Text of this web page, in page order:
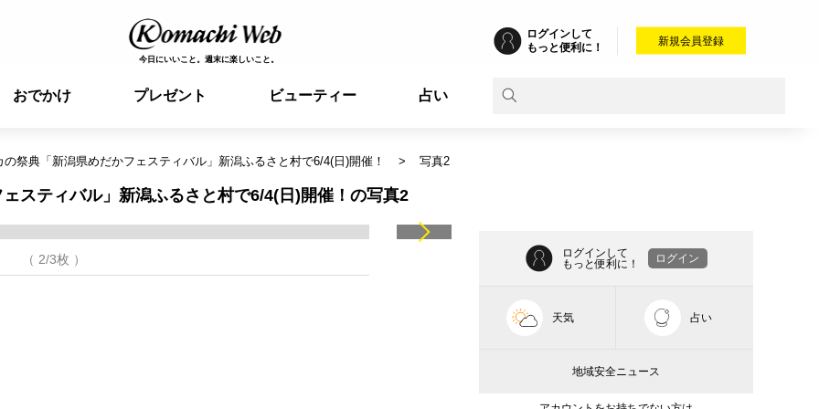
今日にいいこと。週末に楽しいこと。
ログインして
もっと便利に！
新規会員登録
おでかけ プレゼント ビューティー 占い
祭典「新潟県めだかフェスティバル」新潟ふるさと村で6/4(日)開催！ 写真2
スティバル」新潟ふるさと村で6/4(日)開催！の写真2
（ 2/3枚 ）
ログインして
もっと便利に！
ログイン
天気 占い
地域安全ニュース